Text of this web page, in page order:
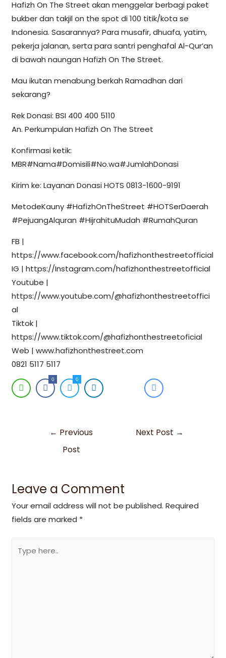
Hafizh On The Street akan menggelar berbagi paket
bukber dan takjil on the spot di 100 titik/kota se
Indonesia. Sasarannya? Para musafir, dhuafa, yatim,
pekerja jalanan, serta para santri penghafal Al-Qur’an
di bawah naungan Hafizh On The Street.
Mau ikutan menabung berkah Ramadhan dari
sekarang?
Rek Donasi: BSI 400 400 5110
An. Perkumpulan Hafizh On The Street
Konfirmasi ketik:
MBR#Nama#Domisili#No.wa#JumlahDonasi
Kirim ke: Layanan Donasi HOTS 0813-1600-9191
MetodeKauny #HafizhOnTheStreet #HOTSerDaerah
#PejuangAlquran #HijrahituMudah #RumahQuran
FB |
https://www.facebook.com/hafizhonthestreetofficial
IG | https://Instagram.com/hafizhonthestreetofficial
Youtube |
https://www.youtube.com/@hafizhonthestreetoffici
al
Tiktok |
https://www.tiktok.com/@hafizhonthestreetoficial
Web | www.hafizhonthestreet.com
0821 5117 5117
0 0
← Previous
Post
Next Post →
Leave a Comment
Your email address will not be published. Required
fields are marked *